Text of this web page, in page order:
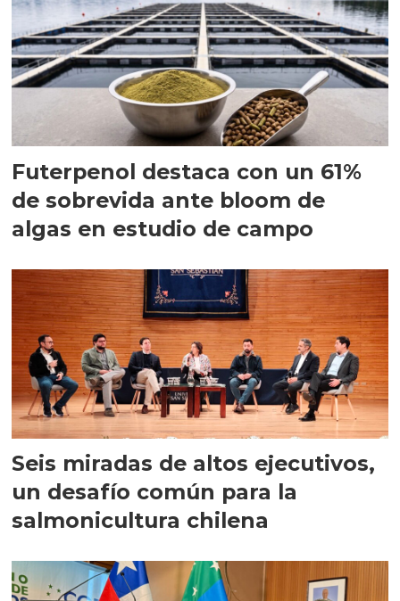
Futerpenol destaca con un 61%
de sobrevida ante bloom de
algas en estudio de campo
Seis miradas de altos ejecutivos,
un desafío común para la
salmonicultura chilena